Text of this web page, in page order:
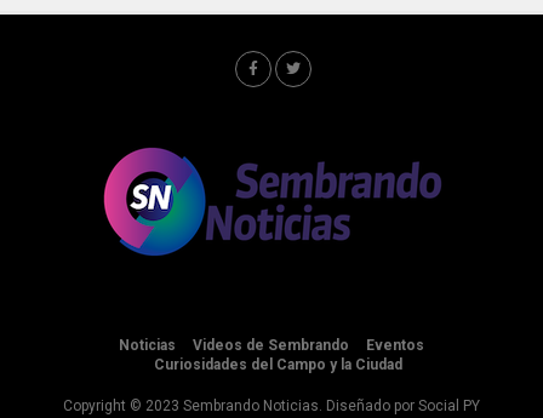
Noticias Videos de Sembrando
Eventos
Curiosidades del Campo y la Ciudad
Copyright © 2023 Sembrando Noticias. Diseñado por Social PY